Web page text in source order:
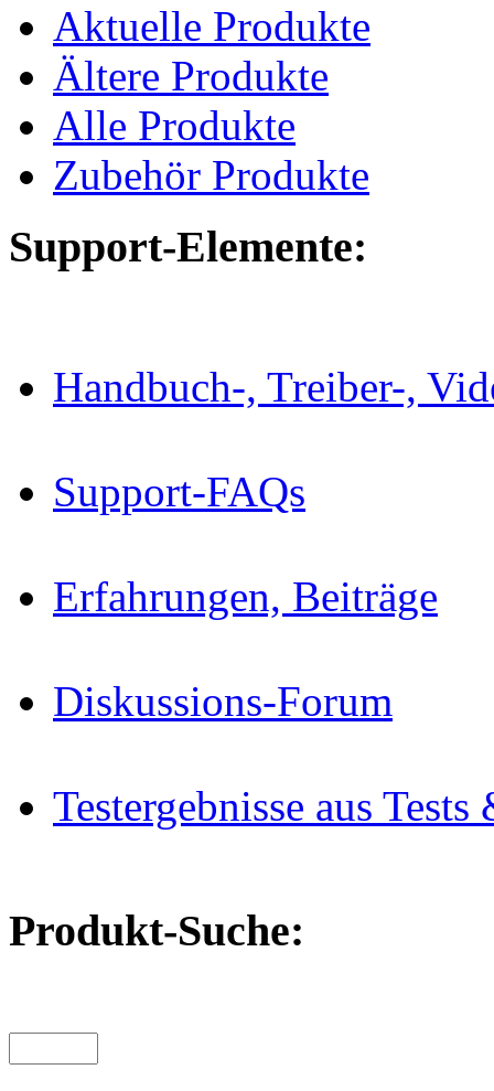
Aktuelle Produkte
Ältere Produkte
Alle Produkte
Zubehör Produkte
Support-Elemente:
Handbuch-, Treiber-,
Support-FAQs
Erfahrungen, Beiträge
Diskussions-Forum
Testergebnisse aus
Produkt-Suche: